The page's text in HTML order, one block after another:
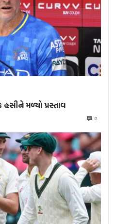
મળ્યો પ્રસ્તાવ
0